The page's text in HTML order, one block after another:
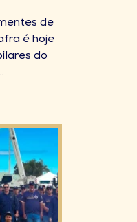
de
é hoje
do